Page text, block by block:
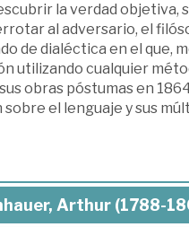
la verdad objetiva,
al adversario, el
de dialéctica en el que,
utilizando cualquier
obras póstumas en
el lenguaje y sus
Arthur (1788-